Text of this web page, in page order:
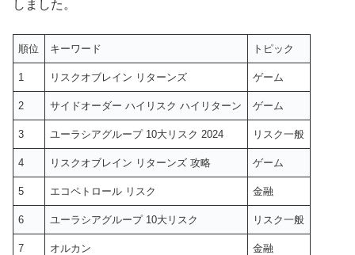
しました。
順位 キーワード トピック
1 リスクオブレイン リターンズ ゲーム
2 サイドオーダー ハイリスク ハイリターン ゲーム
3 ユーラシアグループ 10大リスク 2024 リスク一般
4 リスクオブレイン リターンズ 攻略 ゲーム
5 エコペトロール リスク 金融
6 ユーラシアグループ 10大リスク リスク一般
7 オルカン 金融